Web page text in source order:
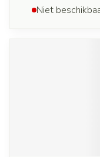
Niet